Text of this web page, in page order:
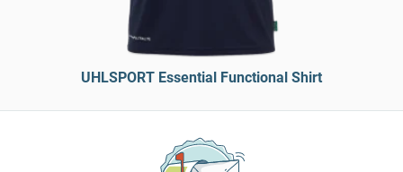
UHLSPORT Essential Functional Shirt